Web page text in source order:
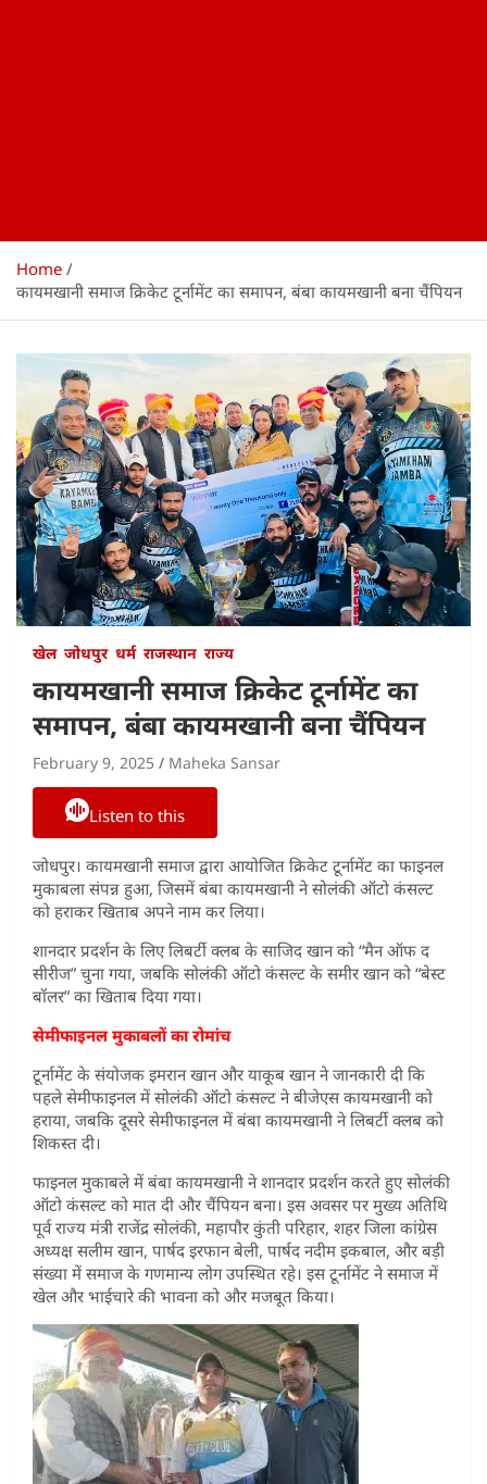
Home
कायमखानी समाज क्रिकेट टूर्नामेंट का समापन, बंबा कायमखानी बना चैंपियन
खेल जोधपुर धर्म राजस्थान राज्य
कायमखानी समाज क्रिकेट टूर्नामेंट का
समापन, बंबा कायमखानी बना चैंपियन
February 9, 2025 Maheka Sansar
Listen to this
जोधपुर। कायमखानी समाज द्वारा आयोजित क्रिकेट टूर्नामेंट का फाइनल
मुकाबला संपन्न हुआ, जिसमें बंबा कायमखानी ने सोलंकी ऑटो कंसल्ट
को हराकर खिताब अपने नाम कर लिया।
शानदार प्रदर्शन के लिए लिबर्टी क्लब के साजिद खान को “मैन ऑफ द
सीरीज” चुना गया, जबकि सोलंकी ऑटो कंसल्ट के समीर खान को “बेस्ट
बॉलर” का खिताब दिया गया।
सेमीफाइनल मुकाबलों का रोमांच
टूर्नामेंट के संयोजक इमरान खान और याकूब खान ने जानकारी दी कि
पहले सेमीफाइनल में सोलंकी ऑटो कंसल्ट ने बीजेएस कायमखानी को
हराया, जबकि दूसरे सेमीफाइनल में बंबा कायमखानी ने लिबर्टी क्लब को
शिकस्त दी।
फाइनल मुकाबले में बंबा कायमखानी ने शानदार प्रदर्शन करते हुए सोलंकी
ऑटो कंसल्ट को मात दी और चैंपियन बना। इस अवसर पर मुख्य अतिथि
पूर्व राज्य मंत्री राजेंद्र सोलंकी, महापौर कुंती परिहार, शहर जिला कांग्रेस
अध्यक्ष सलीम खान, पार्षद इरफान बेली, पार्षद नदीम इकबाल, और बड़ी
संख्या में समाज के गणमान्य लोग उपस्थित रहे। इस टूर्नामेंट ने समाज में
खेल और भाईचारे की भावना को और मजबूत किया।